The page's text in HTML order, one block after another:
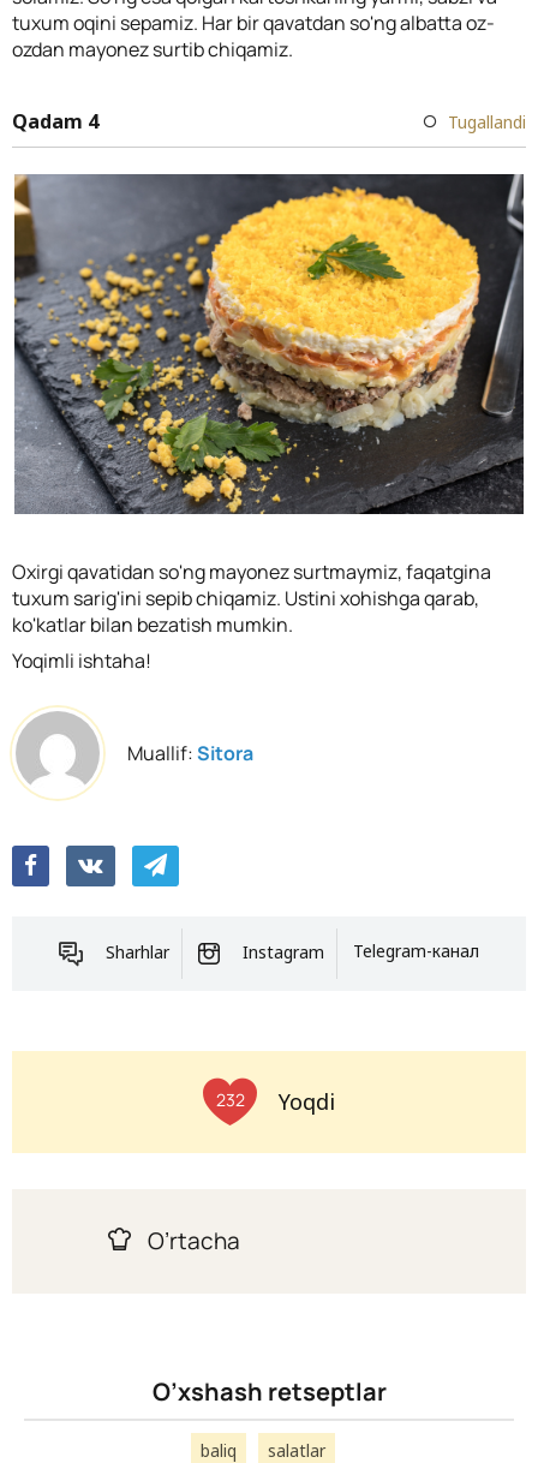
tuxum oqini sepamiz. Har bir qavatdan so'ng albatta oz-
ozdan mayonez surtib chiqamiz.
Qadam 4 Tugallandi
Oxirgi qavatidan so'ng mayonez surtmaymiz, faqatgina
tuxum sarig'ini sepib chiqamiz. Ustini xohishga qarab,
ko'katlar bilan bezatish mumkin.
Yoqimli ishtaha!
Muallif:Sitora
Sharhlar Instagram Telegram-канал
232 Yoqdi
O’rtacha
O’xshash retseptlar
baliq salatlar